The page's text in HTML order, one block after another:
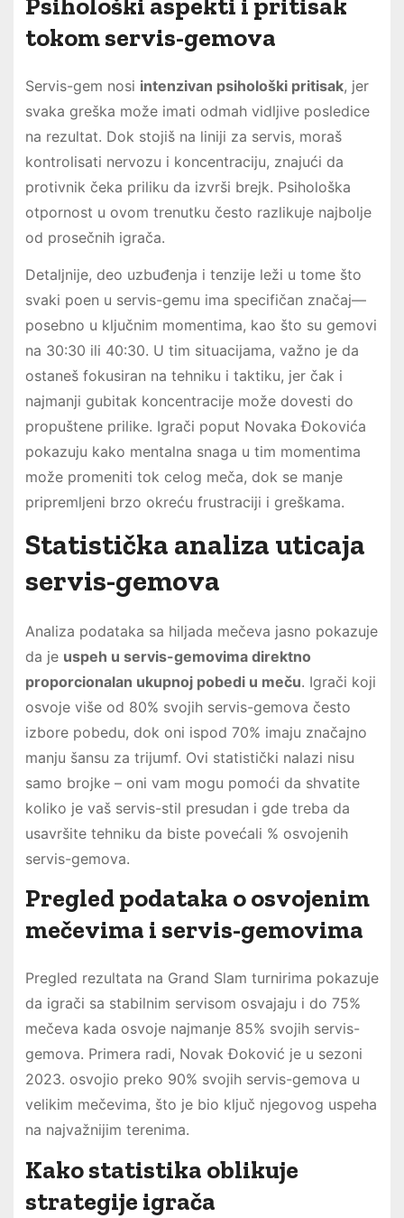
tokom servis-gemova
Servis-gem nosi intenzivan psihološki pritisak, jer
svaka greška može imati odmah vidljive posledice
na rezultat. Dok stojiš na liniji za servis, moraš
kontrolisati nervozu i koncentraciju, znajući da
protivnik čeka priliku da izvrši brejk. Psihološka
otpornost u ovom trenutku često razlikuje najbolje
od prosečnih igrača.
Detaljnije, deo uzbuđenja i tenzije leži u tome što
svaki poen u servis-gemu ima specifičan značaj—
posebno u ključnim momentima, kao što su gemovi
na 30:30 ili 40:30. U tim situacijama, važno je da
ostaneš fokusiran na tehniku i taktiku, jer čak i
najmanji gubitak koncentracije može dovesti do
propuštene prilike. Igrači poput Novaka Đokovića
pokazuju kako mentalna snaga u tim momentima
može promeniti tok celog meča, dok se manje
pripremljeni brzo okreću frustraciji i greškama.
Statistička analiza uticaja
servis-gemova
Analiza podataka sa hiljada mečeva jasno pokazuje
da je uspeh u servis-gemovima direktno
proporcionalan ukupnoj pobedi u meču. Igrači koji
osvoje više od 80% svojih servis-gemova često
izbore pobedu, dok oni ispod 70% imaju značajno
manju šansu za trijumf. Ovi statistički nalazi nisu
samo brojke – oni vam mogu pomoći da shvatite
koliko je vaš servis-stil presudan i gde treba da
usavršite tehniku da biste povećali % osvojenih
servis-gemova.
Pregled podataka o osvojenim
mečevima i servis-gemovima
Pregled rezultata na Grand Slam turnirima pokazuje
da igrači sa stabilnim servisom osvajaju i do 75%
mečeva kada osvoje najmanje 85% svojih servis-
gemova. Primera radi, Novak Đoković je u sezoni
2023. osvojio preko 90% svojih servis-gemova u
velikim mečevima, što je bio ključ njegovog uspeha
na najvažnijim terenima.
Kako statistika oblikuje
strategije igrača